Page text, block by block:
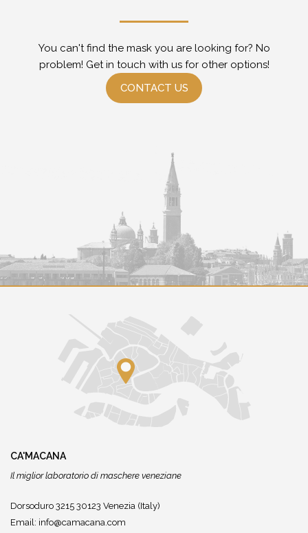
You can't find the mask you are looking for? No
problem! Get in touch with us for other options!
CONTACT US
CA'MACANA
Il miglior laboratorio di maschere veneziane
Dorsoduro 3215 30123 Venezia (Italy)
Email: info@camacana.com